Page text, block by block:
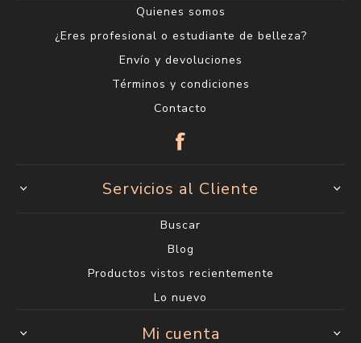
Quienes somos
¿Eres profesional o estudiante de belleza?
Envío y devoluciones
Términos y condiciones
Contacto
Servicios al Cliente
Buscar
Blog
Productos vistos recientemente
Lo nuevo
Mi cuenta